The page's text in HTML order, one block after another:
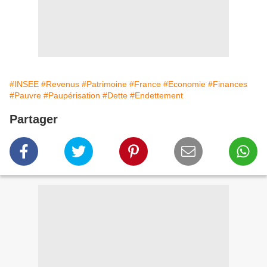
#INSEE #Revenus #Patrimoine #France #Economie #Finances
#Pauvre #Paupérisation #Dette #Endettement
Partager